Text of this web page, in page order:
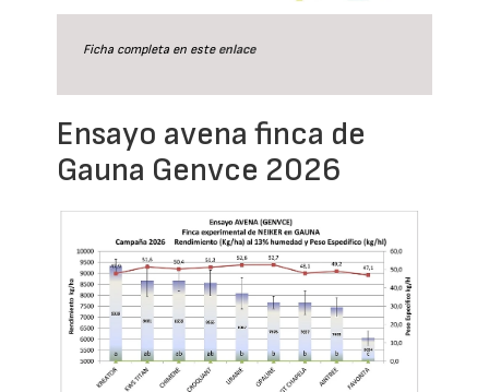
Ficha completa en este enlace
Ensayo avena finca de
Gauna Genvce 2026